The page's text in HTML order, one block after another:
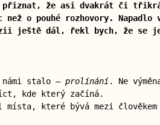
přiznat, že asi dvakrát či
o pouhé rozhovory.
ještě dál, řekl bych, že
stalo — prolínání. Ne
kde který začíná.
které bývá mezi člověkem